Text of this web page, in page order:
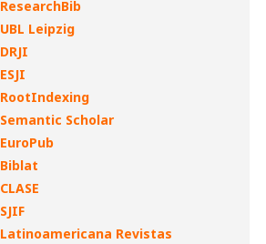
ResearchBib
UBL Leipzig
DRJI
ESJI
RootIndexing
Semantic Scholar
EuroPub
Biblat
CLASE
SJIF
Latinoamericana Revistas